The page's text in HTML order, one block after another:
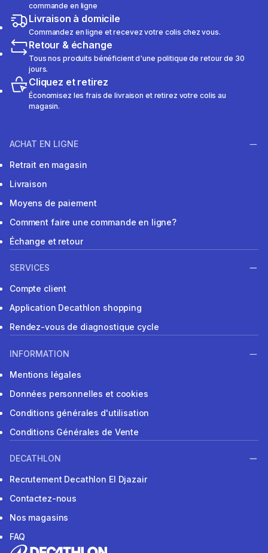
commande en ligne
Livraison à domicile
Commandez en ligne et recevez votre colis chez vous.
Retour & échange
Tous nos produits bénéficient d'une politique de retour de 30
jours.
Cliquez et retirez
Économisez les frais de livraison et retirez votre colis au
magasin.
ACHAT EN LIGNE
Retrait en magasin
Livraison
Moyens de paiement
Comment faire une commande en ligne?
Échange et retour
SERVICES
Compte client
Application Decathlon shopping
Rendez-vous de diagnostique cycle
INFORMATION
Mentions légales
Données personnelles et cookies
Conditions générales d'utilisation
Conditions Générales de Vente
DECATHLON
Recrutement Decathlon El Djazair
Contactez-nous
Nos magasins
FAQ